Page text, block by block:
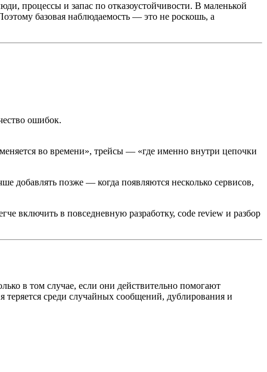
процессы и запас по отказоустойчивости. В маленькой
базовая наблюдаемость — это не роскошь, а
ошибок.
во времени», трейсы — «где именно внутри цепочки
добавлять позже — когда появляются несколько сервисов,
включить в повседневную разработку, code review и разбор
в том случае, если они действительно помогают
теряется среди случайных сообщений, дублирования и